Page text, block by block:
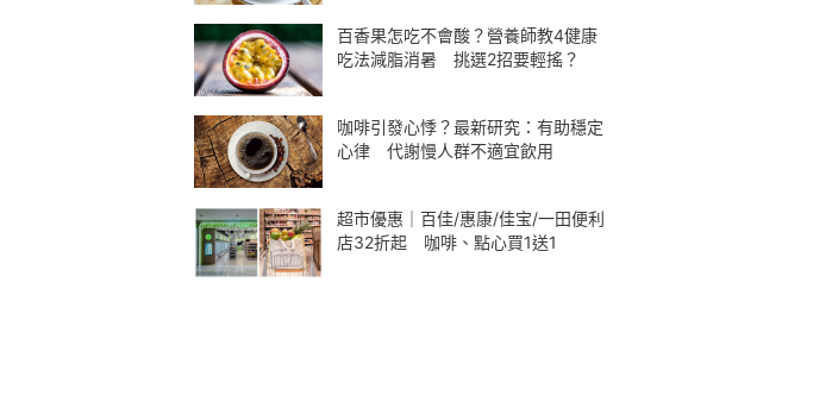
百香果怎吃不會酸？營養師教4健康
吃法減脂消暑 挑選2招要輕搖？
咖啡引發心悸？最新研究：有助穩定
心律 代謝慢人群不適宜飲用
超市優惠｜百佳/惠康/佳宝/一田便利
店32折起 咖啡、點心買1送1